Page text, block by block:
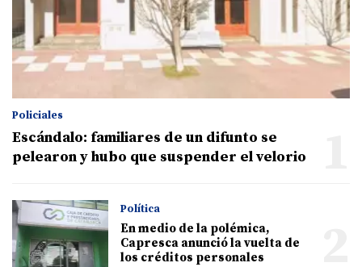
Policiales
Escándalo: familiares de un difunto se
pelearon y hubo que suspender el velorio
Política
En medio de la polémica,
Capresca anunció la vuelta de
los créditos personales